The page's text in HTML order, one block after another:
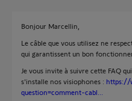
Bonjour Marcellin,
Le câble que vous utilisez ne
qui garantissent un bon
Je vous invite à suivre cette FAQ
s'installe nos visiophones : https://
question=comment-cabl...